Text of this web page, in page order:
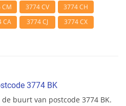
CM 3774 CV
3774 CH
CA 3774 CJ 3774 CX
3774 BK
buurt van postcode 3774 BK.